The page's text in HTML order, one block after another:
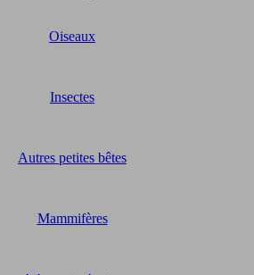
Oiseaux
Insectes
Autres petites bêtes
Mammifères